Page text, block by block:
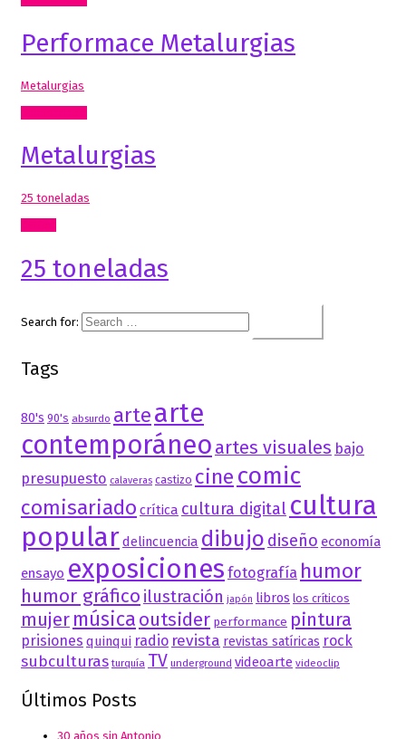
Performace Metalurgias
Metalurgias
Metalurgias
25 toneladas
25 toneladas
Search for:
Tags
80's 90's absurdo artearte
contemporáneo artes visuales bajo
presupuesto calaveras castizo cine comic
comisariado crítica cultura digital cultura
populardelincuencia dibujo diseño economía
ensayo exposiciones fotografía humor
humor gráfico ilustración japón libros los críticos
mujer música outsider performance pintura
prisiones quinqui radio revista revistas satíricas rock
subculturas turquía TV underground videoarte videoclip
Últimos Posts
30 años sin Antonio